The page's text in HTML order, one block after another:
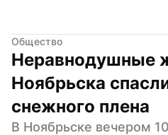
Общество
Неравнодушные
Ноябрьска
снежного плена
В Ноябрьске вечером